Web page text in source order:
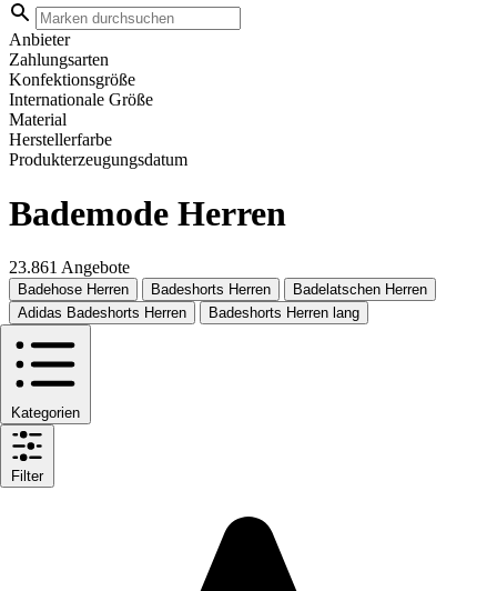
Anbieter
Zahlungsarten
Konfektionsgröße
Internationale Größe
Material
Herstellerfarbe
Produkterzeugungsdatum
Bademode Herren
23.861 Angebote
Badehose Herren Badeshorts Herren
Badelatschen Herren
Adidas Badeshorts Herren
Badeshorts Herren lang
Kategorien
Filter